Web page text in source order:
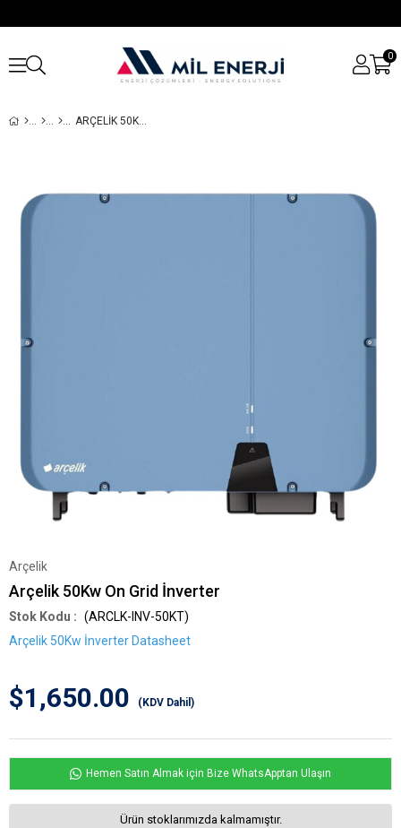
0
ARÇELIK 50KW ON GRID İNVERTER
Arçelik
Arçelik 50Kw On Grid İnverter
(ARCLK-INV-50KT)
Arçelik 50Kw İnverter Datasheet
$1,650.00 (KDV Dahil)
Hemen Satın Almak için Bize WhatsApptan Ulaşın
Ürün stoklarımızda kalmamıştır.